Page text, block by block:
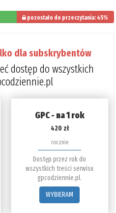
pozostało do przeczytania: 45%
dla subskrybentów
dostęp do wszystkich
GPC - na 1 rok
420 zł
rocznie
Dostęp przez rok do
wszystkich treści serwisu
gpcodziennie.pl.
WYBIERAM